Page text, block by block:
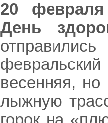
20 февраля
День
весенняя,
лыжную